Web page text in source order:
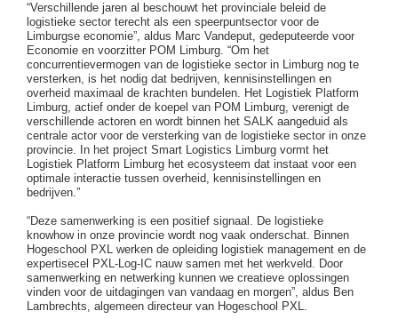
“Verschillende jaren al beschouwt het provinciale beleid de
logistieke sector terecht als een speerpuntsector voor de
Limburgse economie”, aldus Marc Vandeput, gedeputeerde voor
Economie en voorzitter POM Limburg. “Om het
concurrentievermogen van de logistieke sector in Limburg nog te
versterken, is het nodig dat bedrijven, kennisinstellingen en
overheid maximaal de krachten bundelen. Het Logistiek Platform
Limburg, actief onder de koepel van POM Limburg, verenigt de
verschillende actoren en wordt binnen het SALK aangeduid als
centrale actor voor de versterking van de logistieke sector in onze
provincie. In het project Smart Logistics Limburg vormt het
Logistiek Platform Limburg het ecosysteem dat instaat voor een
optimale interactie tussen overheid, kennisinstellingen en
bedrijven.”
“Deze samenwerking is een positief signaal. De logistieke
knowhow in onze provincie wordt nog vaak onderschat. Binnen
Hogeschool PXL werken de opleiding logistiek management en de
expertisecel PXL-Log-IC nauw samen met het werkveld. Door
samenwerking en netwerking kunnen we creatieve oplossingen
vinden voor de uitdagingen van vandaag en morgen”, aldus Ben
Lambrechts, algemeen directeur van Hogeschool PXL.